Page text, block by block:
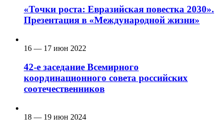
«Точки роста: Евразийская повестка 2030».
Презентация в «Международной жизни»
16 — 17 июн 2022
42-е заседание Всемирного
координационного совета российских
соотечественников
18 — 19 июн 2024